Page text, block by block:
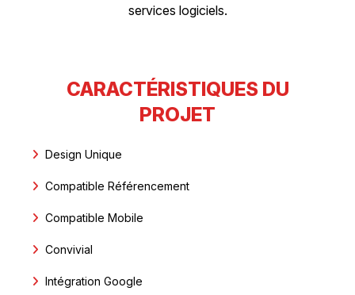
services logiciels.
CARACTÉRISTIQUES DU
PROJET
Design Unique
Compatible Référencement
Compatible Mobile
Convivial
Intégration Google